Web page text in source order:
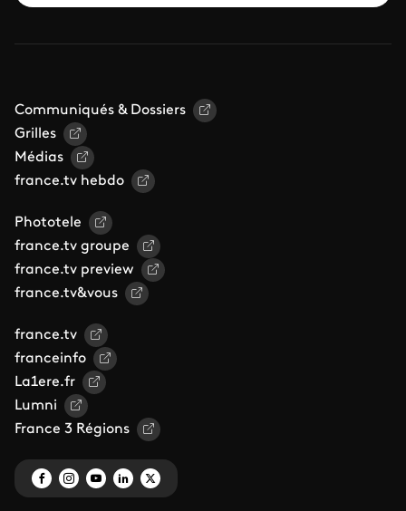
Communiqués & Dossiers
Grilles
Médias
france.tv hebdo
Phototele
france.tv groupe
france.tv preview
france.tv&vous
france.tv
franceinfo
La1ere.fr
Lumni
France 3 Régions